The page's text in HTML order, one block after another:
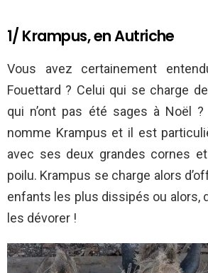
1/ Krampus, en Autriche
Vous avez certainement
Fouettard ? Celui qui se charge
qui n’ont pas été sages à Noël
nomme Krampus et il est
avec ses deux grandes cornes
poilu. Krampus se charge alors
enfants les plus dissipés ou alors,
les dévorer !